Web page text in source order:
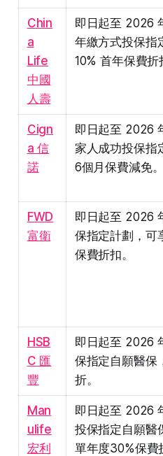
Chin
a
Life
中國
人壽
即日起至 2026
年繳方式投保指
10% 首年保費折
Cign
a 信
諾
即日起至 2026
家人成功投保指
6個月保費減免。
FWD
富衛
即日起至 2026
保指定計劃，可
保費折扣。
HSB
C 匯
豐
即日起至 2026
保指定自願醫保
折。
Man
ulife
宏利
即日起至 2026
投保指定自願醫
單年度30%保費